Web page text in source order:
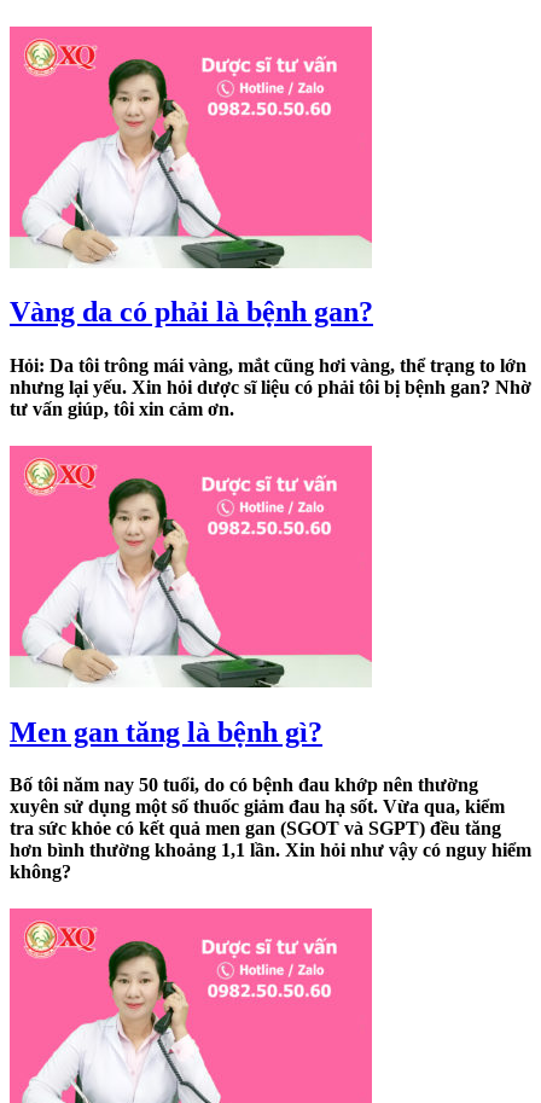
Vàng da có phải là bệnh gan?
Hỏi: Da tôi trông mái vàng, mắt cũng hơi vàng, thể trạng to lớn
nhưng lại yếu. Xin hỏi dược sĩ liệu có phải tôi bị bệnh gan? Nhờ
tư vấn giúp, tôi xin cảm ơn.
Men gan tăng là bệnh gì?
Bố tôi năm nay 50 tuổi, do có bệnh đau khớp nên thường
xuyên sử dụng một số thuốc giảm đau hạ sốt. Vừa qua, kiểm
tra sức khỏe có kết quả men gan (SGOT và SGPT) đều tăng
hơn bình thường khoảng 1,1 lần. Xin hỏi như vậy có nguy hiểm
không?